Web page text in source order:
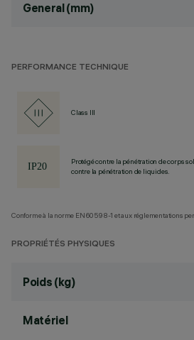
General (mm)
PERFORMANCE TECHNIQUE
Class III
Protégé contre la pénétration de corps
contre la pénétration de liquides.
Conforme à la norme EN60598-1 et aux réglementations
PROPRIÉTÉS PHYSIQUES
Poids (kg)
Matériel